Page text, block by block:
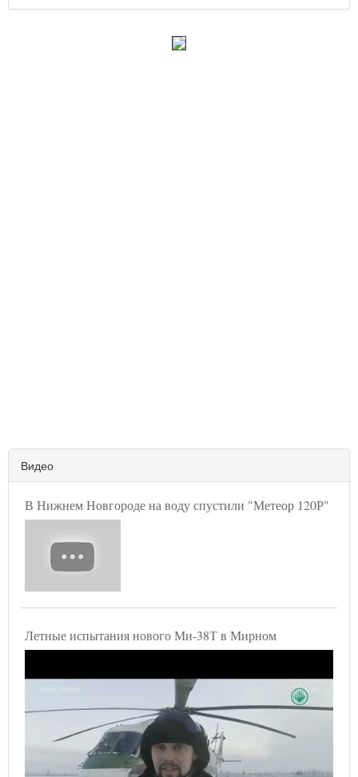
Видео
В Нижнем Новгороде на воду спустили "Метеор 120Р"
Летные испытания нового Ми-38Т в Мирном